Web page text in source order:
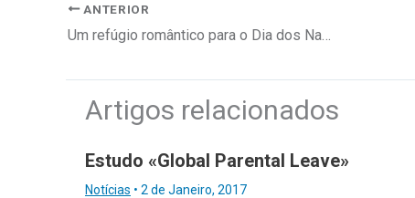
ANTERIOR
Artigos relacionados
Estudo «Global Parental Leave»
Notícias • 2 de Janeiro, 2017